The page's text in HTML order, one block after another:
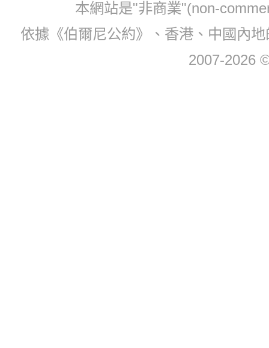
本網站是"非商業"(non-
依據《伯爾尼公約》、香港、中國內
2007-2026